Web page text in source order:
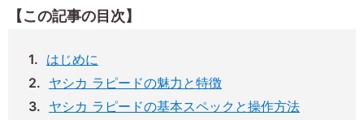
【この記事の目次】
はじめに
ヤシカ ラピードの魅力と特徴
ヤシカ ラピードの基本スペックと操作方法